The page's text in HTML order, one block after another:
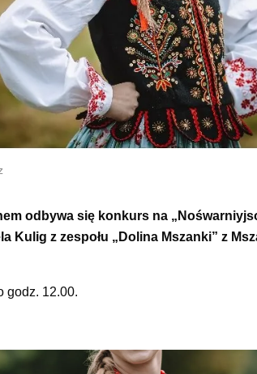
odbywa się konkurs na
Kulig z zespołu „Dolina Mszanki” z
godz. 12.00.